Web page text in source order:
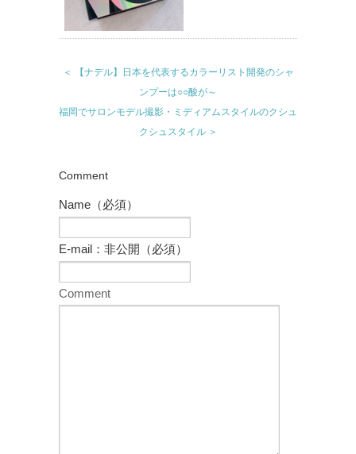
＜ 【ナデル】日本を代表するカラーリスト開発のシャ
ンプーは○○酸が～
福岡でサロンモデル撮影・ミディアムスタイルのクシュ
クシュスタイル ＞
Comment
Name（必須）
E-mail：非公開（必須）
Comment